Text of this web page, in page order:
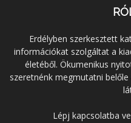
Erdélyben szerkesztett
információkat szolgáltat a
életéből. Ökumenikus
szeretnénk megmutatni
Lépj kapcsolatba